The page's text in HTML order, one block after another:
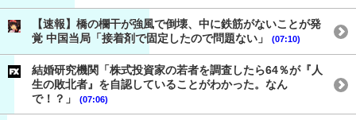
【速報】橋の欄干が強風で倒壊、中に鉄筋がないことが発
覚 中国当局「接着剤で固定したので問題ない」
(07:10)
結婚研究機関「株式投資家の若者を調査したら64％が『人
生の敗北者』を自認していることがわかった。なん
で！？」
(07:06)